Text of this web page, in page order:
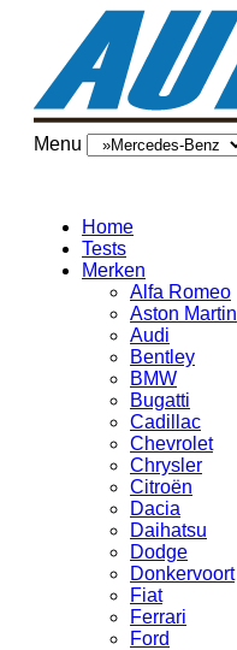
Menu
Home
Tests
Merken
Alfa Romeo
Aston Martin
Audi
Bentley
BMW
Bugatti
Cadillac
Chevrolet
Chrysler
Citroën
Dacia
Daihatsu
Dodge
Donkervoort
Fiat
Ferrari
Ford